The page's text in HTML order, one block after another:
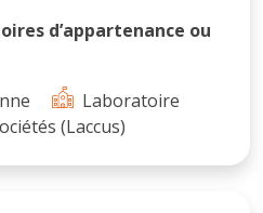
d’appartenance ou
Laboratoire
(Laccus)